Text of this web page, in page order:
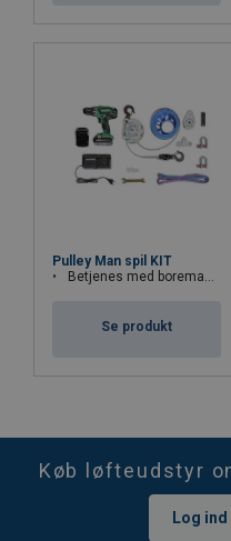
Pulley Man spil KIT
Betjenes med boremaskine
Se produkt
Køb løfteudstyr
Log